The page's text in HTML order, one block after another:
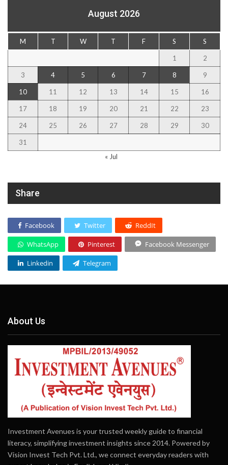
August 2026
M T W T F S S
1 2
3 4 5 6 7 8 9
10 11 12 13 14 15 16
17 18 19 20 21 22 23
24 25 26 27 28 29 30
31
« Jul
Share
Facebook Twitter ReddIt
WhatsApp Pinterest Facebook Messenger
Linkedin Telegram
About Us
Investment Avenues is your trusted weekly guide to financial
literacy, simplifying investment insights since 2014. Powered by
Vision Invest Tech Pvt. Ltd., we connect everyday readers with